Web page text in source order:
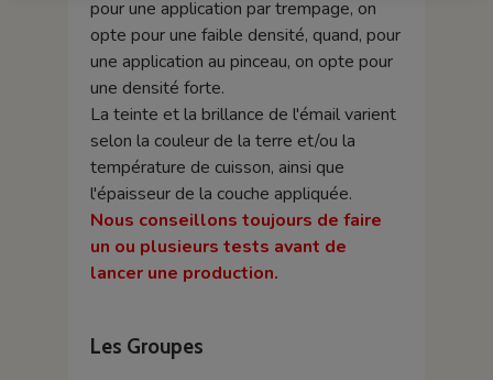
pour une application par trempage, on
opte pour une faible densité, quand, pour
une application au pinceau, on opte pour
une densité forte.
La teinte et la brillance de l'émail varient
selon la couleur de la terre et/ou la
température de cuisson, ainsi que
l'épaisseur de la couche appliquée.
Nous conseillons toujours de faire
un ou plusieurs tests avant de
lancer une production.
Les Groupes